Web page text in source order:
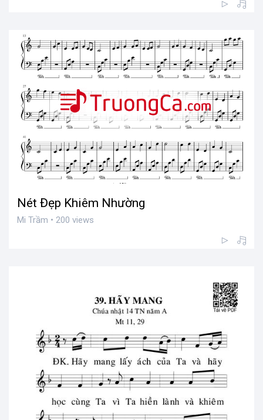
Nét Đẹp Khiêm Nhường
Mi Trầm • 200 views